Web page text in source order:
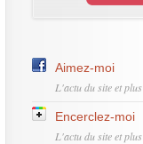
Aimez-moi
L'actu du site et
Encerclez-moi
L'actu du site et